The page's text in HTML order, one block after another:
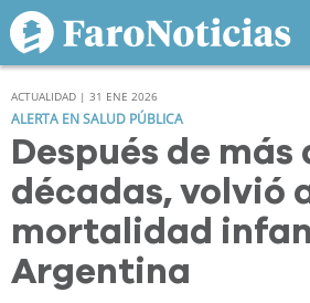
ACTUALIDAD | 31 ENE 2026
ALERTA EN SALUD PÚBLICA
Después de más
décadas, volvió
mortalidad
Argentina